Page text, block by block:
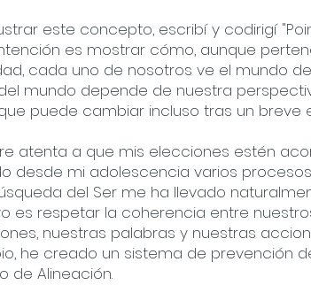
este concepto, escribí y codirigí
es mostrar cómo, aunque
cada uno de nosotros ve el mundo
mundo depende de nuestra
puede cambiar incluso tras un breve
atenta a que mis elecciones estén
desde mi adolescencia varios
del Ser me ha llevado
es respetar la coherencia entre
nuestras palabras y nuestras
he creado un sistema de prevención
de Alineación.